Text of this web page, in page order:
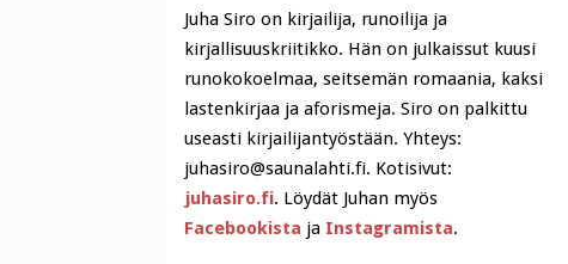
Juha Siro on kirjailija, runoilija ja
kirjallisuuskriitikko. Hän on julkaissut kuusi
runokokoelmaa, seitsemän romaania, kaksi
lastenkirjaa ja aforismeja. Siro on palkittu
useasti kirjailijantyöstään. Yhteys:
juhasiro@saunalahti.fi. Kotisivut:
juhasiro.fi. Löydät Juhan myös
Facebookista ja Instagramista.